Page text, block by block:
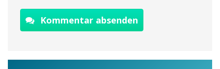
Kommentar absenden